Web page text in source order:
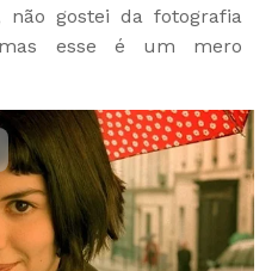
não gostei da fotografia
esse é um mero